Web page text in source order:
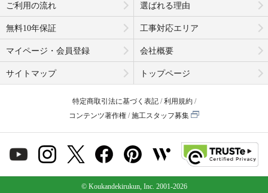
ご利用の流れ 選ばれる理由
無料10年保証 工事対応エリア
マイページ・会員登録 会社概要
サイトマップ トップページ
特定商取引法に基づく表記
利用規約
コンテンツ著作権
施工スタッフ募集
© Koukandekirukun, Inc. 2001-2026